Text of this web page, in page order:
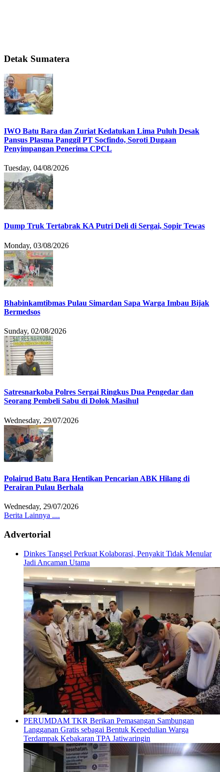
Detak Sumatera
IWO Batu Bara dan Zuriat Kedatukan Lima Puluh Desak
Pansus Plasma Panggil PT Socfindo, Soroti Dugaan
Penyimpangan Penerima CPCL
Tuesday, 04/08/2026
Dump Truk Tertabrak KA Putri Deli di Sergai, Sopir Tewas
Monday, 03/08/2026
Bhabinkamtibmas Pulau Simardan Sapa Warga Imbau Bijak
Bermedsos
Sunday, 02/08/2026
Satresnarkoba Polres Sergai Ringkus Dua Pengedar dan
Seorang Pembeli Sabu di Dolok Masihul
Wednesday, 29/07/2026
Polairud Batu Bara Hentikan Pencarian ABK Hilang di
Perairan Pulau Berhala
Wednesday, 29/07/2026
Berita Lainnya ....
Advertorial
Dinkes Tangsel Perkuat Kolaborasi, Penyakit Tidak Menular
Jadi Ancaman Utama
PERUMDAM TKR Berikan Pemasangan Sambungan
Langganan Gratis sebagai Bentuk Kepedulian Warga
Terdampak Kebakaran TPA Jatiwaringin